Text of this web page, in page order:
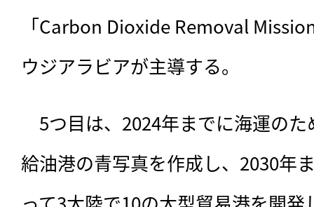
「Carbon Dioxide Removal
ウジアラビアが主導する。
5つ目は、2024年までに海運の
給油港の青写真を作成し、2030年